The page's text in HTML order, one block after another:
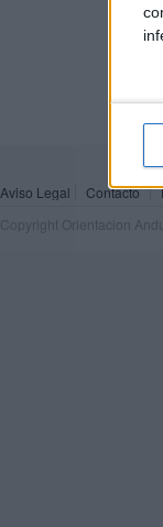
Aviso Legal Contacto
Copyright Orientacion